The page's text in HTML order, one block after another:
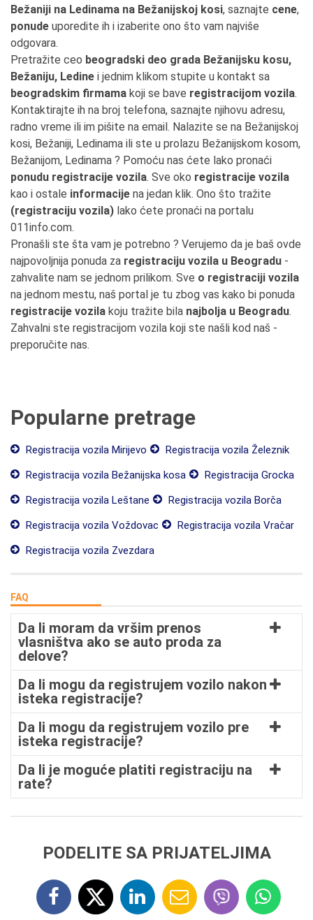
Bežaniji na Ledinama na Bežanijskoj kosi, saznajte cene,
ponude uporedite ih i izaberite ono što vam najviše
odgovara.
Pretražite ceo beogradski deo grada Bežanijsku kosu,
Bežaniju, Ledine i jednim klikom stupite u kontakt sa
beogradskim firmama koji se bave registracijom vozila.
Kontaktirajte ih na broj telefona, saznajte njihovu adresu,
radno vreme ili im pišite na email. Nalazite se na Bežanijskoj
kosi, Bežaniji, Ledinama ili ste u prolazu Bežanijskom kosom,
Bežanijom, Ledinama ? Pomoću nas ćete lako pronaći
ponudu registracije vozila. Sve oko registracije vozila
kao i ostale informacije na jedan klik. Ono što tražite
(registraciju vozila) lako ćete pronaći na portalu
011info.com.
Pronašli ste šta vam je potrebno ? Verujemo da je baš ovde
najpovoljnija ponuda za registraciju vozila u Beogradu -
zahvalite nam se jednom prilikom. Sve o registraciji vozila
na jednom mestu, naš portal je tu zbog vas kako bi ponuda
registracije vozila koju tražite bila najbolja u Beogradu.
Zahvalni ste registracijom vozila koji ste našli kod naš -
preporučite nas.
Popularne pretrage
Registracija vozila Mirijevo
Registracija vozila Železnik
Registracija vozila Bežanijska kosa
Registracija Grocka
Registracija vozila Leštane
Registracija vozila Borča
Registracija vozila Voždovac
Registracija vozila Vračar
Registracija vozila Zvezdara
FAQ
Da li moram da vršim prenos
vlasništva ako se auto proda za
delove?
Da li mogu da registrujem vozilo nakon
isteka registracije?
Da li mogu da registrujem vozilo pre
isteka registracije?
Da li je moguće platiti registraciju na
rate?
PODELITE SA PRIJATELJIMA